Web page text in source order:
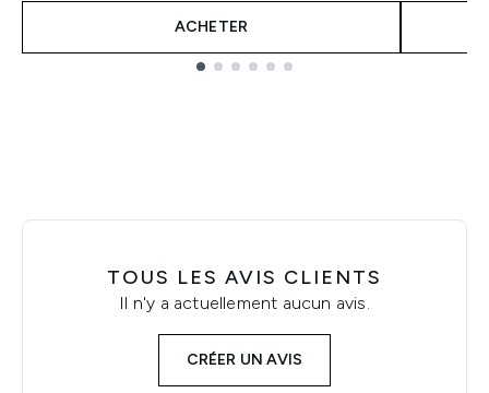
ACHETER
TOUS LES AVIS CLIENTS
Il n'y a actuellement aucun avis.
CRÉER UN AVIS